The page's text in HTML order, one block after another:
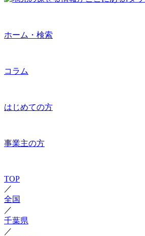
ホーム・検索
コラム
はじめての方
事業主の方
TOP
／
全国
／
千葉県
／